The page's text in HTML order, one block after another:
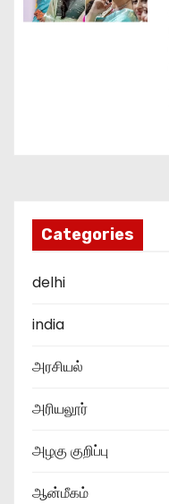
Categories
delhi
india
அரசியல்
அரியலூர்
அழகு குறிப்பு
ஆன்மீகம்